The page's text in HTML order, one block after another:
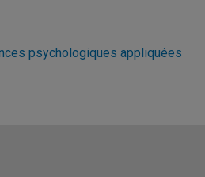
psychologiques appliquées